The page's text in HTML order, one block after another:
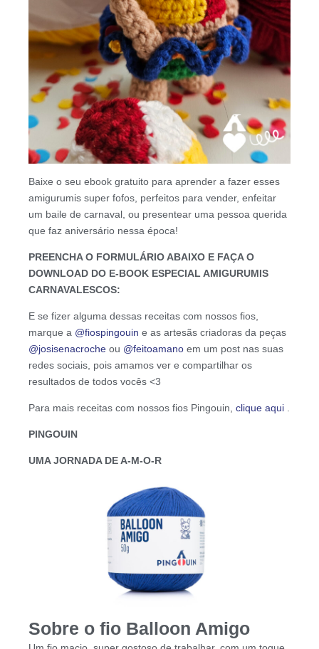
Baixe o seu ebook gratuito para aprender a fazer esses
amigurumis super fofos, perfeitos para vender, enfeitar
um baile de carnaval, ou presentear uma pessoa querida
que faz aniversário nessa época!
PREENCHA O FORMULÁRIO ABAIXO E FAÇA O
DOWNLOAD DO E-BOOK ESPECIAL AMIGURUMIS
CARNAVALESCOS:
E se fizer alguma dessas receitas com nossos fios,
marque a @fiospingouin e as artesãs criadoras da peças
@josisenacroche ou @feitoamano em um post nas suas
redes sociais, pois amamos ver e compartilhar os
resultados de todos vocês <3
Para mais receitas com nossos fios Pingouin, clique aqui
PINGOUIN
UMA JORNADA DE A-M-O-R
Sobre o fio Balloon Amigo